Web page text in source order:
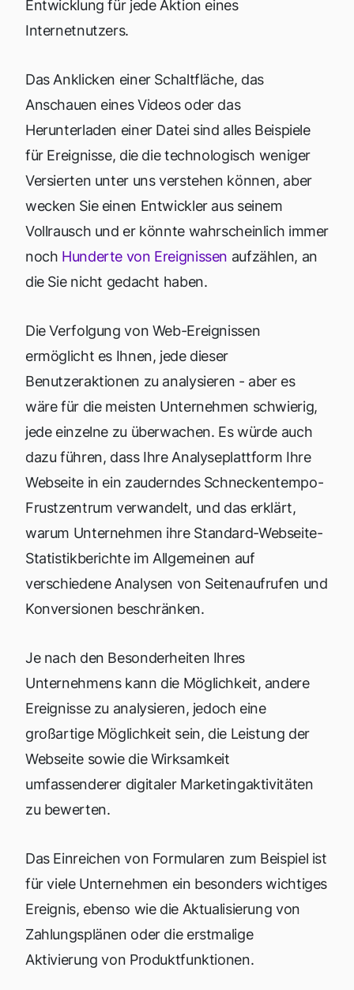
Entwicklung für jede Aktion eines
Internetnutzers.
Das Anklicken einer Schaltfläche, das
Anschauen eines Videos oder das
Herunterladen einer Datei sind alles Beispiele
für Ereignisse, die die technologisch weniger
Versierten unter uns verstehen können, aber
wecken Sie einen Entwickler aus seinem
Vollrausch und er könnte wahrscheinlich immer
noch Hunderte von Ereignissen aufzählen, an
die Sie nicht gedacht haben.
Die Verfolgung von Web-Ereignissen
ermöglicht es Ihnen, jede dieser
Benutzeraktionen zu analysieren - aber es
wäre für die meisten Unternehmen schwierig,
jede einzelne zu überwachen. Es würde auch
dazu führen, dass Ihre Analyseplattform Ihre
Webseite in ein zauderndes Schneckentempo-
Frustzentrum verwandelt, und das erklärt,
warum Unternehmen ihre Standard-Webseite-
Statistikberichte im Allgemeinen auf
verschiedene Analysen von Seitenaufrufen und
Konversionen beschränken.
Je nach den Besonderheiten Ihres
Unternehmens kann die Möglichkeit, andere
Ereignisse zu analysieren, jedoch eine
großartige Möglichkeit sein, die Leistung der
Webseite sowie die Wirksamkeit
umfassenderer digitaler Marketingaktivitäten
zu bewerten.
Das Einreichen von Formularen zum Beispiel ist
für viele Unternehmen ein besonders wichtiges
Ereignis, ebenso wie die Aktualisierung von
Zahlungsplänen oder die erstmalige
Aktivierung von Produktfunktionen.